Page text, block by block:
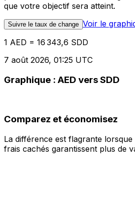
que votre objectif sera atteint.
Suivre le taux de change Voir le
1 AED = 16 343,6 SDD
7 août 2026, 01:25 UTC
Graphique : AED vers SDD
Comparez et économisez
La différence est flagrante
frais cachés garantissent plus de